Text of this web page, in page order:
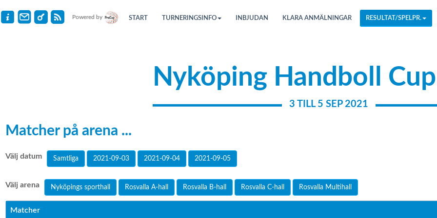
Powered by START TURNERINGSINFO INBJUDAN KLARA ANMÄLNINGAR RESULTAT/SPELPR.
Nyköping Handboll
3 TILL 5 SEP 2021
Matcher på arena ...
Välj datum Samtliga 2021-09-03 2021-09-04 2021-09-05
Välj arena Nyköpings sporthall Rosvalla A-hall Rosvalla B-hall Rosvalla C-hall Rosvalla Multihall
Matcher